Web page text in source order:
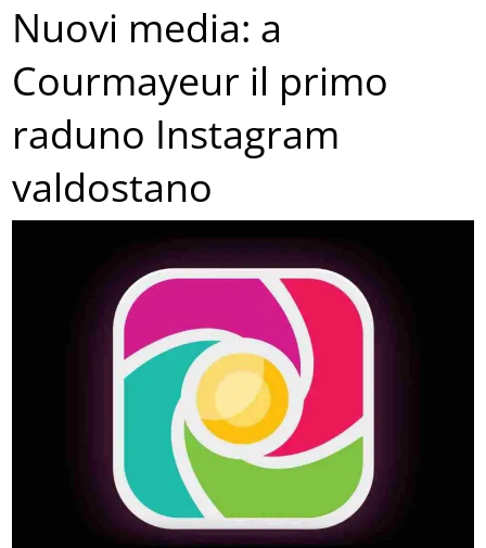
Nuovi media: a
Courmayeur il primo
raduno Instagram
valdostano